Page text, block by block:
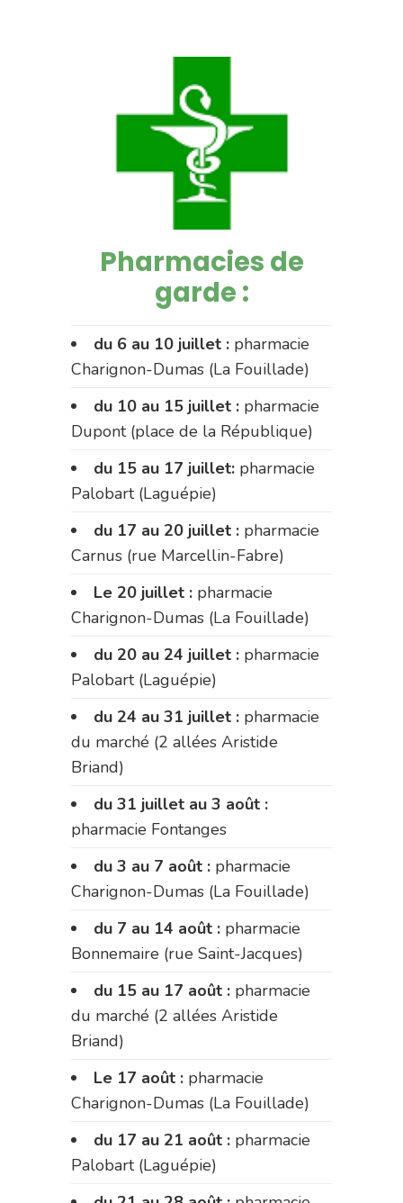
Pharmacies de
garde :
du 6 au 10 juillet : pharmacie
Charignon-Dumas (La Fouillade)
du 10 au 15 juillet : pharmacie
Dupont (place de la République)
du 15 au 17 juillet: pharmacie
Palobart (Laguépie)
du 17 au 20 juillet : pharmacie
Carnus (rue Marcellin-Fabre)
Le 20 juillet : pharmacie
Charignon-Dumas (La Fouillade)
du 20 au 24 juillet : pharmacie
Palobart (Laguépie)
du 24 au 31 juillet : pharmacie
du marché (2 allées Aristide
Briand)
du 31 juillet au 3 août :
pharmacie Fontanges
du 3 au 7 août : pharmacie
Charignon-Dumas (La Fouillade)
du 7 au 14 août : pharmacie
Bonnemaire (rue Saint-Jacques)
du 15 au 17 août : pharmacie
du marché (2 allées Aristide
Briand)
Le 17 août : pharmacie
Charignon-Dumas (La Fouillade)
du 17 au 21 août : pharmacie
Palobart (Laguépie)